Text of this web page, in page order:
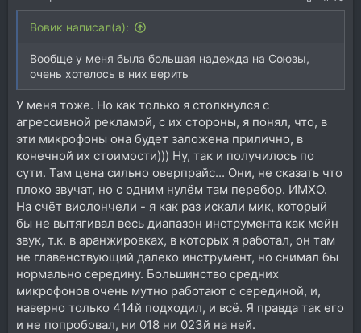
Вовик написал(а):
Вообще у меня была большая надежда на Союзы,
очень хотелось в них верить
У меня тоже. Но как только я столкнулся с
агрессивной рекламой, с их стороны, я понял, что, в
эти микрофоны она будет заложена прилично, в
конечной их стоимости))) Ну, так и получилось по
сути. Там цена сильно оверпрайс... Они, не сказать что
плохо звучат, но с одним нулём там перебор. ИМХО.
На счёт виолончели - я как раз искали мик, который
бы не вытягивал весь диапазон инструмента как мейн
звук, т.к. в аранжировках, в которых я работал, он там
не главенствующий далеко инструмент, но снимал бы
нормально середину. Большинство средних
микрофонов очень мутно работают с серединой, и,
наверно только 414й подходил, и всё. Я правда так его
и не попробовал, ни 018 ни 023й на ней.